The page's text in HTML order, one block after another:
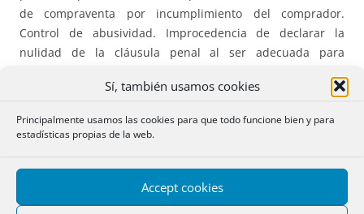
Sí, también usamos cookies
Principalmente usamos las cookies para que todo funcione bien y para
estadísticas propias de la web.
Accept cookies
de compraventa por incumplimiento del comprador.
Control de abusividad. Improcedencia de declarar la
nulidad de la cláusula penal al ser adecuada para
Adquisición de la propiedad de carácter originario por mor
consecuencia de una previsión estatutaria de una
asociación privada de fieles.